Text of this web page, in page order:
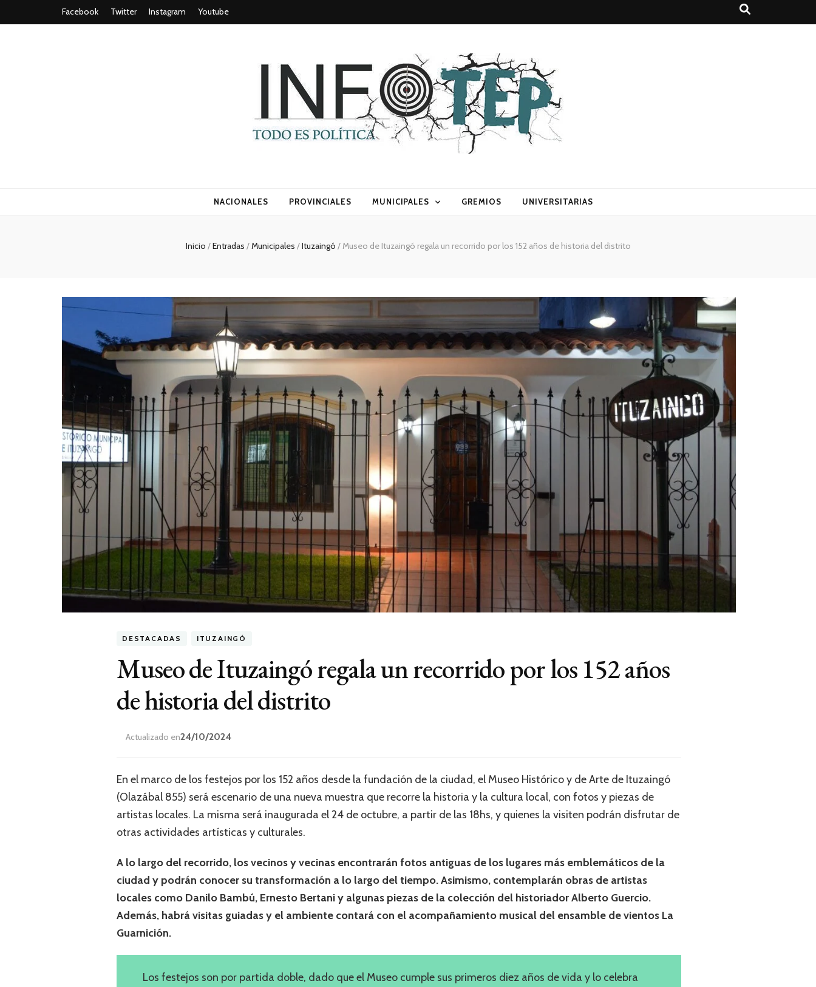
Facebook Twitter Instagram Youtube
Todo es (rosca) política
NACIONALES PROVINCIALES MUNICIPALES GREMIOS UNIVERSITARIAS
Inicio /Entradas /Municipales /Ituzaingó /Museo de Ituzaingó regala un recorrido por los 152 años de historia del distrito
DESTACADAS ITUZAINGÓ
Museo de Ituzaingó regala un recorrido por los 152 años
de historia del distrito
Actualizado en24/10/2024
En el marco de los festejos por los 152 años desde la fundación de la ciudad, el Museo Histórico y de Arte de Ituzaingó
(Olazábal 855) será escenario de una nueva muestra que recorre la historia y la cultura local, con fotos y piezas de
artistas locales. La misma será inaugurada el 24 de octubre, a partir de las 18hs, y quienes la visiten podrán disfrutar de
otras actividades artísticas y culturales.
A lo largo del recorrido, los vecinos y vecinas encontrarán fotos antiguas de los lugares más emblemáticos de la
ciudad y podrán conocer su transformación a lo largo del tiempo. Asimismo, contemplarán obras de artistas
locales como Danilo Bambú, Ernesto Bertani y algunas piezas de la colección del historiador Alberto Guercio.
Además, habrá visitas guiadas y el ambiente contará con el acompañamiento musical del ensamble de vientos La
Guarnición.
Los festejos son por partida doble, dado que el Museo cumple sus primeros diez años de vida y lo celebra